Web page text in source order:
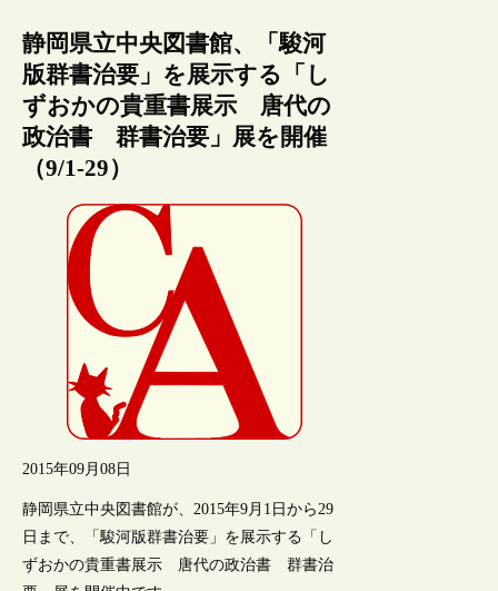
静岡県立中央図書館、「駿河
版群書治要」を展示する「し
ずおかの貴重書展示 唐代の
政治書 群書治要」展を開催
（9/1-29）
2015年09月08日
静岡県立中央図書館が、2015年9月1日から29
日まで、「駿河版群書治要」を展示する「し
ずおかの貴重書展示 唐代の政治書 群書治